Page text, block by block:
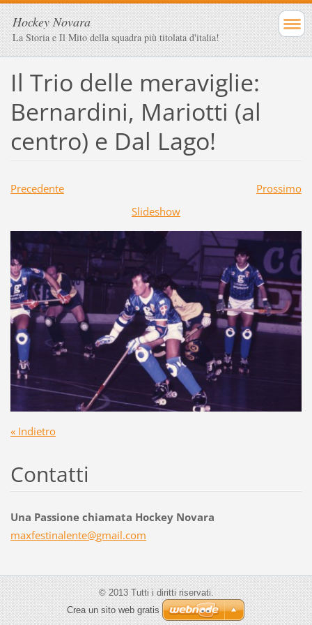
Hockey Novara
La Storia e Il Mito della squadra più titolata d'italia!
Il Trio delle meraviglie:
Bernardini, Mariotti (al
centro) e Dal Lago!
Precedente
Prossimo
Slideshow
« Indietro
Contatti
Una Passione chiamata Hockey Novara
maxfestinalente@gmail.com
© 2013 Tutti i diritti riservati.
Crea un sito web gratis